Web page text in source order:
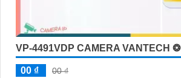
VP-4491VDP CAMERA VANTECH ❂
00 ₫
00 ₫